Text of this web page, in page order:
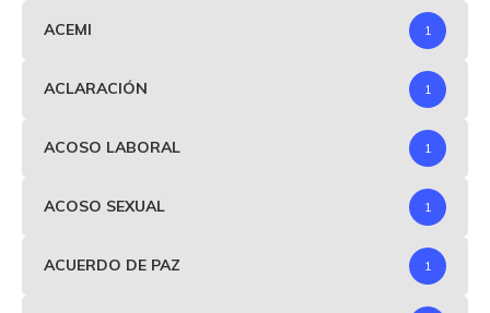
ACEMI 1
ACLARACIÓN 1
ACOSO LABORAL 1
ACOSO SEXUAL 1
ACUERDO DE PAZ 1